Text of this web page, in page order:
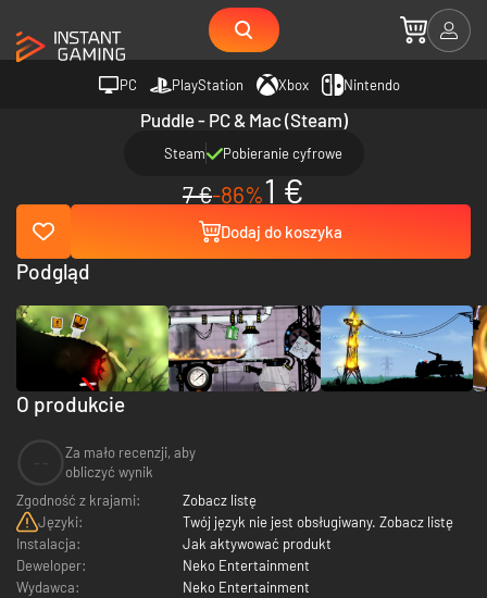
PC PlayStation Xbox Nintendo
Puddle - PC & Mac (Steam)
Steam Pobieranie cyfrowe
7 €-86%1 €
Dodaj do koszyka
O produkcie
Za mało recenzji, aby
obliczyć wynik
Zgodność z krajami:
Zobacz listę
Języki:
Twój język nie jest obsługiwany. Zobacz listę
Instalacja:
Jak aktywować produkt
Deweloper:
Neko Entertainment
Wydawca:
Neko Entertainment
Podgląd